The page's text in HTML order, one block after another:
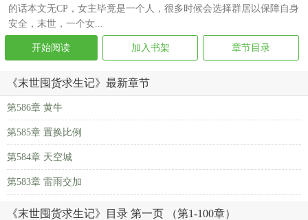
的话本文无CP，女主毕竟是一个人，很多时候会选择群居以保障自身
安全，末世，一个女...
开始阅读 加入书架 章节目录
《末世囤货求生记》最新章节
第586章 黄牛
第585章 置换比例
第584章 天空城
第583章 雷雨交加
《末世囤货求生记》目录 第一页 （第1-100章）